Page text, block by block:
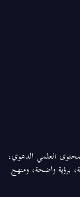
العلمي الدعوي،
برؤية واضحة، ومنهج